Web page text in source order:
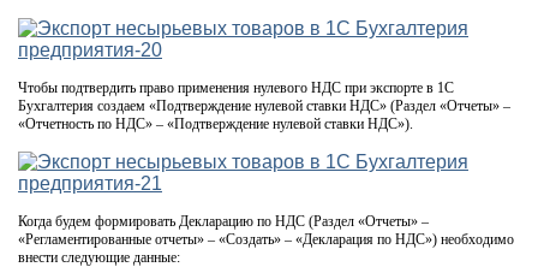
Чтобы подтвердить право применения нулевого НДС при экспорте в 1С
Бухгалтерия создаем «Подтверждение нулевой ставки НДС» (Раздел «Отчеты» –
«Отчетность по НДС» – «Подтверждение нулевой ставки НДС»).
Когда будем формировать Декларацию по НДС (Раздел «Отчеты» –
«Регламентированные отчеты» – «Создать» – «Декларация по НДС») необходимо
внести следующие данные: